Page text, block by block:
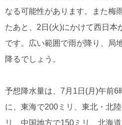
なる可能性があります。また梅
たあと、2日(火)にかけて西日本
です。広い範囲で雨が降り、局
降るでしょう。
予想降水量は、7月1日(月)午前6
に、東海で200ミリ、東北・北
リ、中国地方で150ミリ、北海